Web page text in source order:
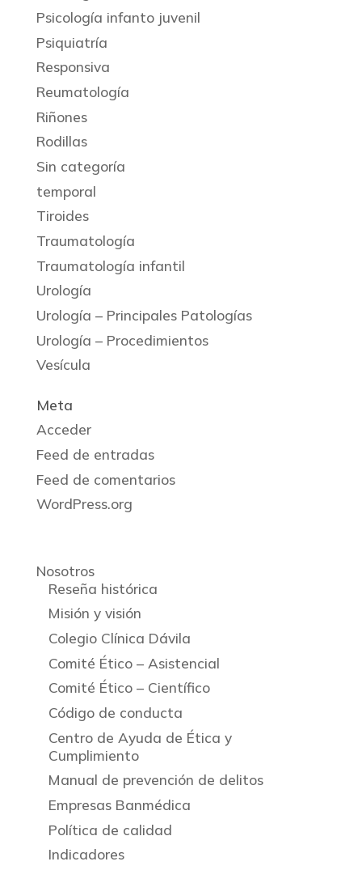
Psicología infanto juvenil
Psiquiatría
Responsiva
Reumatología
Riñones
Rodillas
Sin categoría
temporal
Tiroides
Traumatología
Traumatología infantil
Urología
Urología – Principales Patologías
Urología – Procedimientos
Vesícula
Meta
Acceder
Feed de entradas
Feed de comentarios
WordPress.org
Nosotros
Reseña histórica
Misión y visión
Colegio Clínica Dávila
Comité Ético – Asistencial
Comité Ético – Científico
Código de conducta
Centro de Ayuda de Ética y
Cumplimiento
Manual de prevención de delitos
Empresas Banmédica
Política de calidad
Indicadores